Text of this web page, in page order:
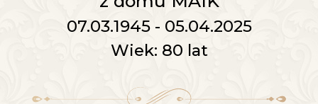
07.03.1945 - 05.04.2025
Wiek: 80 lat